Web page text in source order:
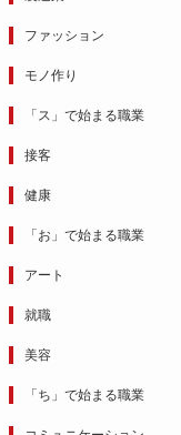
ファッション
モノ作り
「ス」で始まる職業
接客
健康
「お」で始まる職業
アート
就職
美容
「ち」で始まる職業